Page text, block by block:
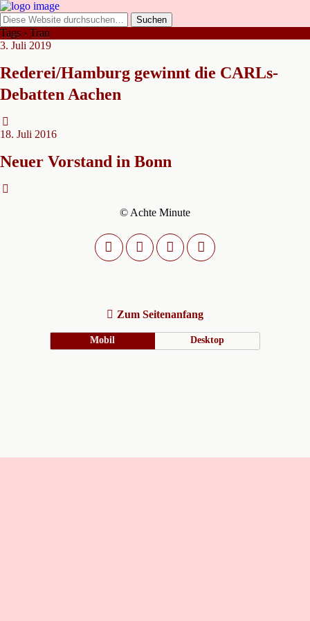
Tags › Tran
3. Juli 2019
Rederei/Hamburg gewinnt die CARLs-
Debatten Aachen
18. Juli 2016
Neuer Vorstand in Bonn
© Achte Minute
Zum Seitenanfang
Mobil Desktop